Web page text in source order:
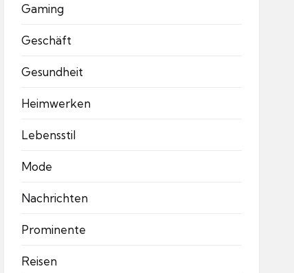
Gaming
Geschäft
Gesundheit
Heimwerken
Lebensstil
Mode
Nachrichten
Prominente
Reisen